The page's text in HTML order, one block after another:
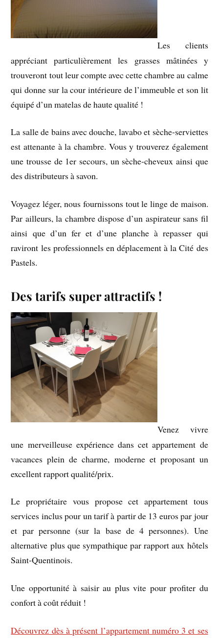
Les clients
appréciant particulièrement les grasses mâtinées y
trouveront tout leur compte avec cette chambre au calme
qui donne sur la cour intérieure de l’immeuble et son lit
équipé d’un matelas de haute qualité !
La salle de bains avec douche, lavabo et sèche-serviettes
est attenante à la chambre. Vous y trouverez également
une trousse de 1er secours, un sèche-cheveux ainsi que
des distributeurs à savon.
Voyagez léger, nous fournissons tout le linge de maison.
Par ailleurs, la chambre dispose d’un aspirateur sans fil
ainsi que d’un fer et d’une planche à repasser qui
raviront les professionnels en déplacement à la Cité des
Pastels.
Des tarifs super attractifs !
Venez vivre
une merveilleuse expérience dans cet appartement de
vacances plein de charme, moderne et proposant un
excellent rapport qualité/prix.
Le propriétaire vous propose cet appartement tous
services inclus pour un tarif à partir de 13 euros par jour
et par personne (sur la base de 4 personnes). Une
alternative plus que sympathique par rapport aux hôtels
Saint-Quentinois.
Une opportunité à saisir au plus vite pour profiter du
confort à coût réduit !
Découvrez dès à présent l’appartement numéro 3 et ses